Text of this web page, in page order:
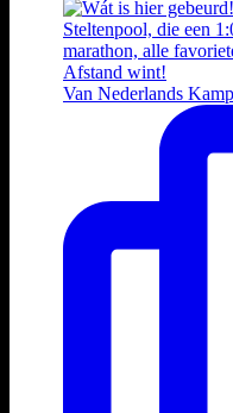
Van Nederlands